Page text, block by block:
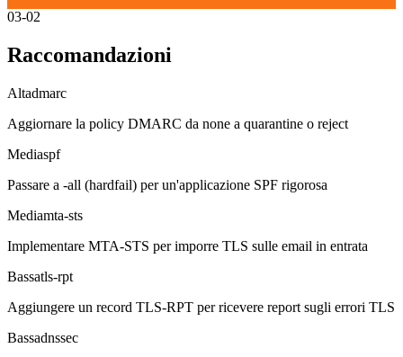
03-02
Raccomandazioni
Altadmarc
Aggiornare la policy DMARC da none a quarantine o reject
Mediaspf
Passare a -all (hardfail) per un'applicazione SPF rigorosa
Mediamta-sts
Implementare MTA-STS per imporre TLS sulle email in entrata
Bassatls-rpt
Aggiungere un record TLS-RPT per ricevere report sugli errori TLS
Bassadnssec